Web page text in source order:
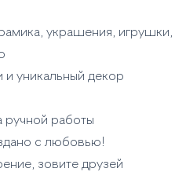
украшения, игрушки,
уникальный декор
ручной работы
с любовью!
зовите друзей